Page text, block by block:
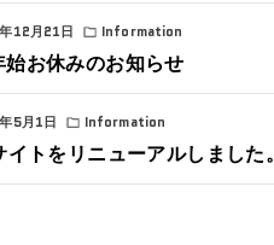
12月21日 Information
始お休みのお知らせ
5月1日 Information
イトをリニューアルしました。